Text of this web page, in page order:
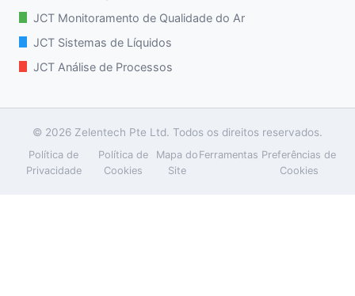
JCT Monitoramento de Qualidade do Ar
JCT Sistemas de Líquidos
JCT Análise de Processos
© 2026 Zelentech Pte Ltd. Todos os direitos reservados.
Política de
Privacidade
Política de
Cookies
Mapa do
Site
Ferramentas Preferências de
Cookies